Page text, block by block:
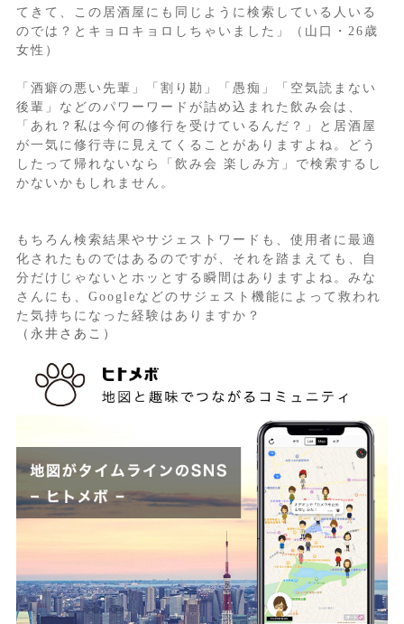
てきて、この居酒屋にも同じように検索している人いる
のでは？とキョロキョロしちゃいました」（山口・26歳
女性）
「酒癖の悪い先輩」「割り勘」「愚痴」「空気読まない
後輩」などのパワーワードが詰め込まれた飲み会は、
「あれ？私は今何の修行を受けているんだ？」と居酒屋
が一気に修行寺に見えてくることがありますよね。どう
したって帰れないなら「飲み会 楽しみ方」で検索するし
かないかもしれません。
もちろん検索結果やサジェストワードも、使用者に最適
化されたものではあるのですが、それを踏まえても、自
分だけじゃないとホッとする瞬間はありますよね。みな
さんにも、Googleなどのサジェスト機能によって救われ
た気持ちになった経験はありますか？
（永井さあこ）